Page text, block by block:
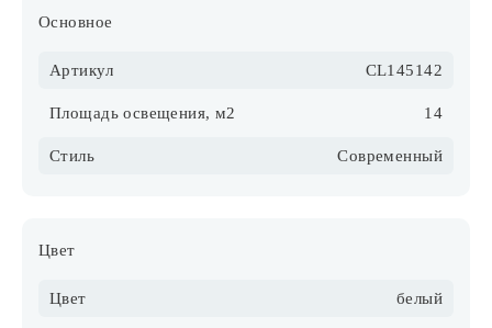
Основное
Артикул CL145142
Площадь освещения, м2 14
Стиль Современный
Цвет
Цвет белый